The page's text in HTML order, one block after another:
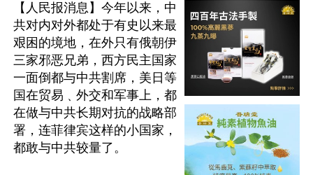
【人民报消息】今年以来，中
共对内对外都处于有史以来最
艰困的境地，在外只有俄朝伊
三家邪恶兄弟，西方民主国家
一面倒都与中共割席，美日等
国在贸易﹑外交和军事上，都
在做与中共长期对抗的战略部
署，连菲律宾这样的小国家，
都敢与中共较量了。